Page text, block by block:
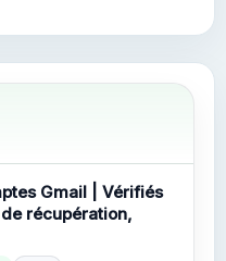
Gmail | Vérifiés
récupération,